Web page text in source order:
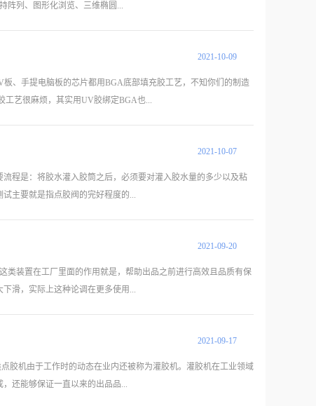
LCD封胶，IC封装，IC粘接，机壳粘接，光学
射灯罩与灯杯的粘接密封.
阵列、图形化浏览、三维椭圆...
精确点、注、涂、点滴到每个产品精确位置，本次设计要求是在
时提高生产效率以及降低生产成本。采用了滚珠丝杠螺母副结构
，加装夹紧功能，夹紧力由气缸提供，电气控制由单片机系统完
、手提电脑板的芯片都用BGA底部填充胶工艺，不知你们的制造
艺很麻烦，其实用UV胶绑定BGA也...
炉会造成很多OPEN现象。我们公司做NB的，都用UV胶点胶机
以起到固化作用，防止BGA芯片等出现虚焊和空洞等不良现象。
上述的不良也少。不过，相对而言黑胶的成本和进行烘烤的设
2021-10-09
程是：将胶水灌入胶筒之后，必须要对灌入胶水量的多少以及粘
主要就是指点胶阀的完好程度的...
尤为重大。 自动点胶机在点胶前期需要准备与处理的流程主要
式封装起着重要的辅助作用。需要进行的就是点胶前准备工作的
呈现直线状流动，既可以进行正常的点胶作业。在点胶阀测试完
行胶阀的清理。
2021-10-07
装置在工厂里面的作用就是，帮助出品之前进行高效且品质有保
滑，实际上这种论调在更多使用...
也需要使用点胶机，点胶机在该行业中主要存在的作用就是进行
制作制动蹄片、离合器以及传动带灌封、车窗密封、塑料挡板以
行业的应用时间比较长，很多比较受欢迎的设备和物件基本上都
2021-09-20
胶机由于工作时的动态在业内还被称为灌胶机。灌胶机在工业领域
还能够保证一直以来的出品品...
2021-09-17